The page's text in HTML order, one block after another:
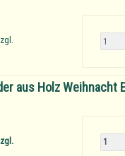
aus Holz Weihnacht